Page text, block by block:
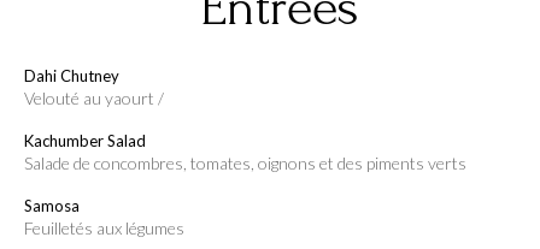
Dahi Chutney
velouté au yaourt /
Kachumber Salad
salade de concombres, tomates, oignons et des piments verts
Samosa
feuilletés aux légumes